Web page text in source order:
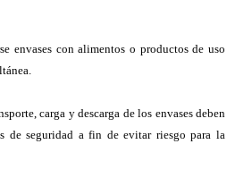
envases con alimentos o productos de uso
carga y descarga de los envases deben
de seguridad a fin de evitar riesgo para la